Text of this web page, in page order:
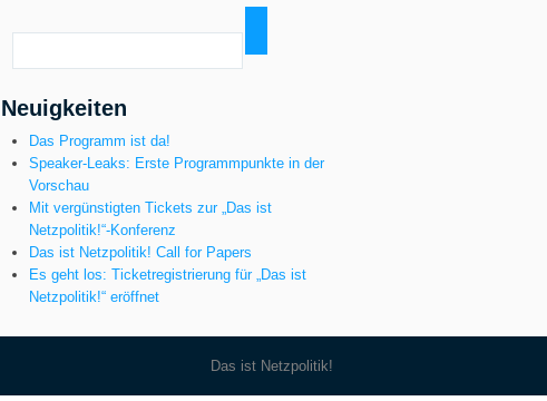
Neuigkeiten
Das Programm ist da!
Speaker-Leaks: Erste Programmpunkte in der
Vorschau
Mit vergünstigten Tickets zur „Das ist
Netzpolitik!“-Konferenz
Das ist Netzpolitik! Call for Papers
Es geht los: Ticketregistrierung für „Das ist
Netzpolitik!“ eröffnet
Das ist Netzpolitik!